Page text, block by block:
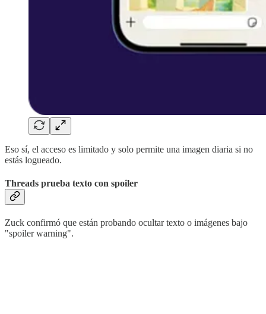
Eso sí, el acceso es limitado y solo permite una imagen diaria si no
estás logueado.
Threads prueba texto con spoiler
Zuck confirmó que están probando ocultar texto o imágenes bajo
"spoiler warning".